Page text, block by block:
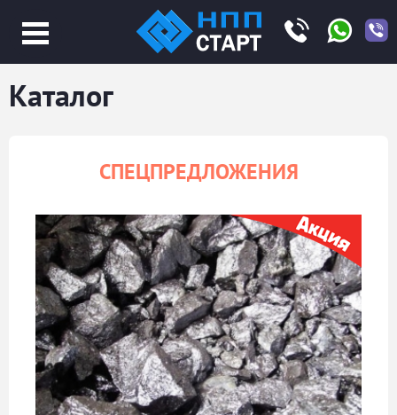
Каталог
СПЕЦПРЕДЛОЖЕНИЯ